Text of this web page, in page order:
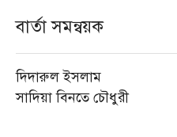
বার্তা সমন্বয়ক
দিদারুল ইসলাম
সাদিয়া বিনতে চৌধুরী